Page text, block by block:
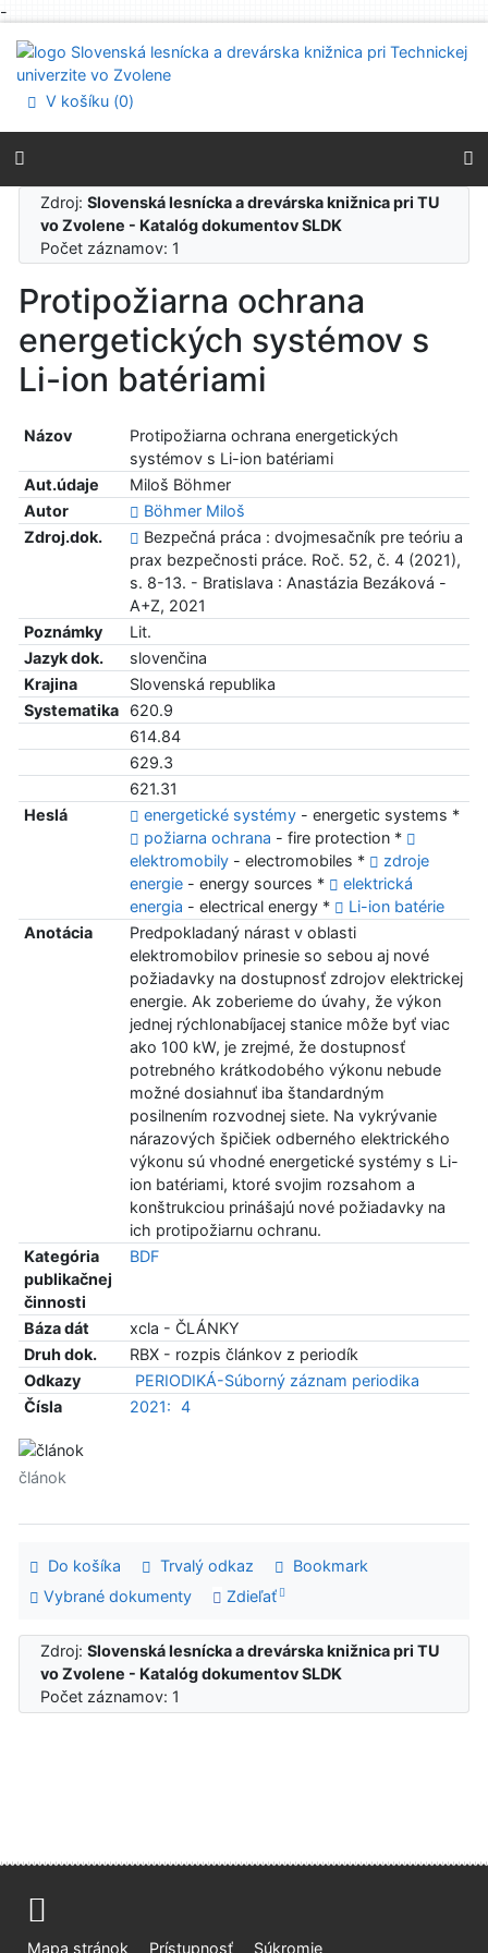
-
Prejsť na menu
Prehlásenie o webovej prístupnosti
V košíku (0)
Zdroj:Slovenská lesnícka a drevárska knižnica pri TU
vo Zvolene - Katalóg dokumentov SLDK
Počet záznamov: 1
Protipožiarna ochrana
energetických systémov s
Li-ion batériami
Názov
Protipožiarna ochrana energetických
systémov s Li-ion batériami
Aut.údaje
Miloš Böhmer
Autor
Böhmer Miloš
Zdroj.dok.
Bezpečná práca : dvojmesačník pre teóriu a
prax bezpečnosti práce. Roč. 52, č. 4 (2021),
s. 8-13. - Bratislava : Anastázia Bezáková -
A+Z, 2021
Poznámky
Lit.
Jazyk dok.
slovenčina
Krajina
Slovenská republika
Systematika
620.9
614.84
629.3
621.31
Heslá
energetické systémy- energetic systems *
požiarna ochrana - fire protection *
elektromobily- electromobiles *
zdroje
energie- energy sources *
elektrická
energia - electrical energy *
Li-ion batérie
Anotácia
Predpokladaný nárast v oblasti
elektromobilov prinesie so sebou aj nové
požiadavky na dostupnosť zdrojov elektrickej
energie. Ak zoberieme do úvahy, že výkon
jednej rýchlonabíjacej stanice môže byť viac
ako 100 kW, je zrejmé, že dostupnosť
potrebného krátkodobého výkonu nebude
možné dosiahnuť iba štandardným
posilnením rozvodnej siete. Na vykrývanie
nárazových špičiek odberného elektrického
výkonu sú vhodné energetické systémy s Li-
ion batériami, ktoré svojim rozsahom a
konštrukciou prinášajú nové požiadavky na
ich protipožiarnu ochranu.
Kategória
publikačnej
činnosti
BDF
Báza dát
xcla - ČLÁNKY
Druh dok.
RBX - rozpis článkov z periodík
Odkazy
PERIODIKÁ-Súborný záznam periodika
Čísla
2021: 4
článok
Do košíka Trvalý odkaz
Bookmark
Vybrané dokumenty
Zdieľať
Zdroj:Slovenská lesnícka a drevárska knižnica pri TU
vo Zvolene - Katalóg dokumentov SLDK
Počet záznamov: 1
Mapa stránok Prístupnosť Súkromie